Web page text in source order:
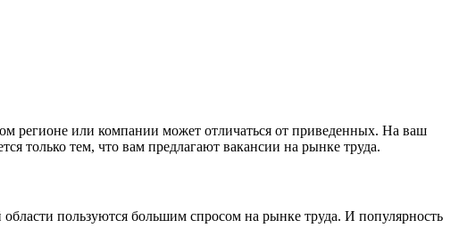
регионе или компании может отличаться от приведенных. На ваш
только тем, что вам предлагают вакансии на рынке труда.
пользуются большим спросом на рынке труда. И популярность